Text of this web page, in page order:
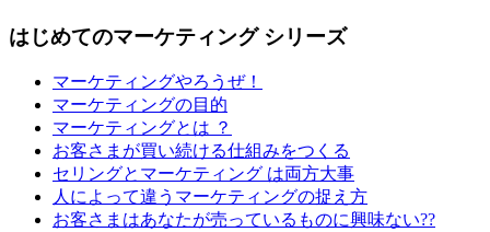
はじめてのマーケティング シリーズ
マーケティングやろうぜ！
マーケティングの目的
マーケティングとは ？
お客さまが買い続ける仕組みをつくる
セリングとマーケティング は両方大事
人によって違うマーケティングの捉え方
お客さまはあなたが売っているものに興味ない??